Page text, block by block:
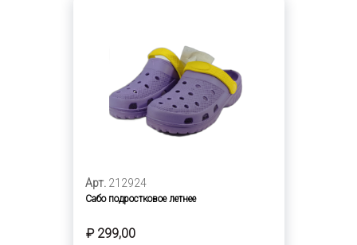
Арт. 212924
Сабо подростковое летнее
₽ 299,00